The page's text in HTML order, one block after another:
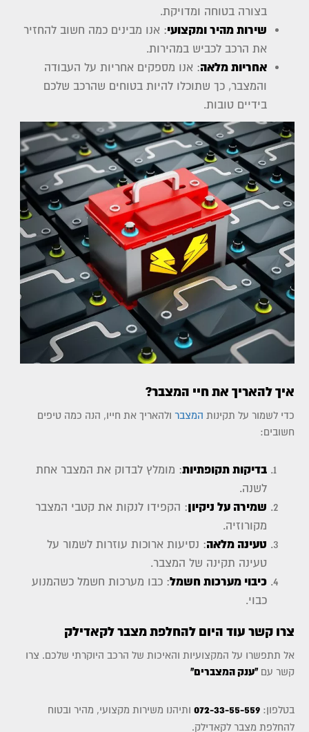
בצורה בטוחה ומדויקת.
שירות מהיר ומקצועי: אנו מבינים כמה חשוב להחזיר
את הרכב לכביש במהירות.
אחריות מלאה: אנו מספקים אחריות על העבודה
והמצבר, כך שתוכלו להיות בטוחים שהרכב שלכם
בידיים טובות.
איך להאריך את חיי המצבר?
כדי לשמור על תקינות המצבר ולהאריך את חייו, הנה כמה טיפים
חשובים:
בדיקות תקופתיות: מומלץ לבדוק את המצבר אחת
לשנה.
שמירה על ניקיון: הקפידו לנקות את קטבי המצבר
מקורוזיה.
טעינה מלאה: נסיעות ארוכות עוזרות לשמור על
טעינה תקינה של המצבר.
כיבוי מערכות חשמל: כבו מערכות חשמל כשהמנוע
כבוי.
צרו קשר עוד היום להחלפת מצבר לקאדילק
אל תתפשרו על המקצועיות והאיכות של הרכב היוקרתי שלכם. צרו
קשר עם "ענק המצברים"
בטלפון: 072-33-55-559 ותיהנו משירות מקצועי, מהיר ובטוח
להחלפת מצבר לקאדילק.